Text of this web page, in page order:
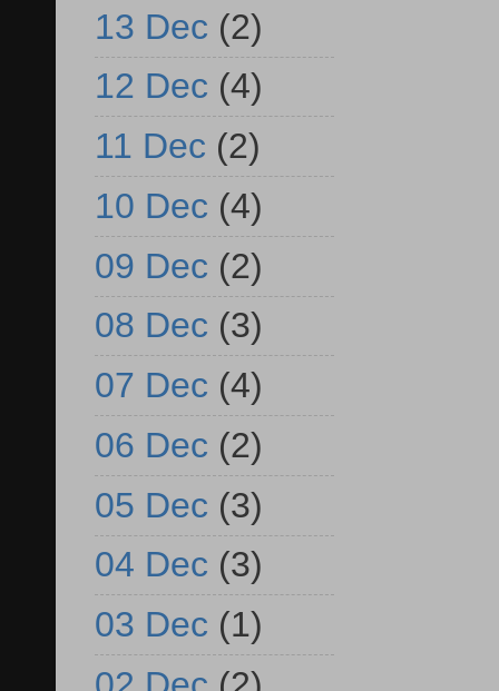
13 Dec (2)
12 Dec (4)
11 Dec (2)
10 Dec (4)
09 Dec (2)
08 Dec (3)
07 Dec (4)
06 Dec (2)
05 Dec (3)
04 Dec (3)
03 Dec (1)